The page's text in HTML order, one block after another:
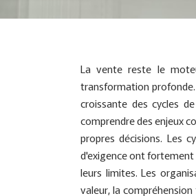
La vente reste le
transformation
croissante des cycles
comprendre des enjeux
propres décisions. Les
d'exigence ont fortement
leurs limites. Les
valeur, la